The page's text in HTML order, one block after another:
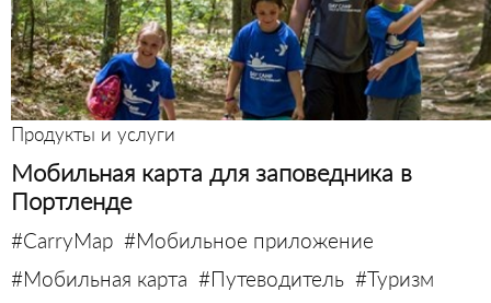
Продукты и услуги
Мобильная карта для заповедника в
Портленде
#CarryMap #Мобильное приложение
#Мобильная карта #Путеводитель #Туризм